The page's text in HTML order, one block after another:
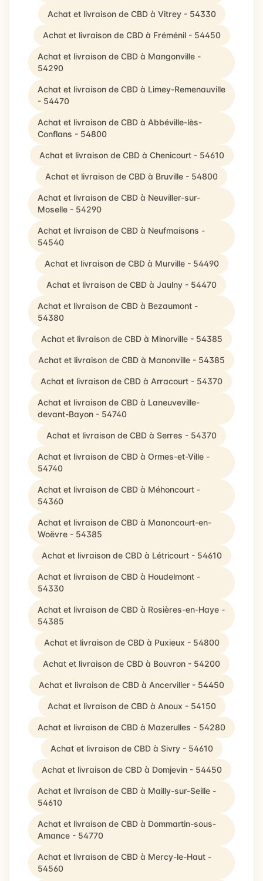
Achat et livraison de CBD à Vitrey - 54330
Achat et livraison de CBD à Fréménil - 54450
Achat et livraison de CBD à Mangonville -
54290
Achat et livraison de CBD à Limey-Remenauville
- 54470
Achat et livraison de CBD à Abbéville-lès-
Conflans - 54800
Achat et livraison de CBD à Chenicourt - 54610
Achat et livraison de CBD à Bruville - 54800
Achat et livraison de CBD à Neuviller-sur-
Moselle - 54290
Achat et livraison de CBD à Neufmaisons -
54540
Achat et livraison de CBD à Murville - 54490
Achat et livraison de CBD à Jaulny - 54470
Achat et livraison de CBD à Bezaumont -
54380
Achat et livraison de CBD à Minorville - 54385
Achat et livraison de CBD à Manonville - 54385
Achat et livraison de CBD à Arracourt - 54370
Achat et livraison de CBD à Laneuveville-
devant-Bayon - 54740
Achat et livraison de CBD à Serres - 54370
Achat et livraison de CBD à Ormes-et-Ville -
54740
Achat et livraison de CBD à Méhoncourt -
54360
Achat et livraison de CBD à Manoncourt-en-
Woëvre - 54385
Achat et livraison de CBD à Létricourt - 54610
Achat et livraison de CBD à Houdelmont -
54330
Achat et livraison de CBD à Rosières-en-Haye -
54385
Achat et livraison de CBD à Puxieux - 54800
Achat et livraison de CBD à Bouvron - 54200
Achat et livraison de CBD à Ancerviller - 54450
Achat et livraison de CBD à Anoux - 54150
Achat et livraison de CBD à Mazerulles - 54280
Achat et livraison de CBD à Sivry - 54610
Achat et livraison de CBD à Domjevin - 54450
Achat et livraison de CBD à Mailly-sur-Seille -
54610
Achat et livraison de CBD à Dommartin-sous-
Amance - 54770
Achat et livraison de CBD à Mercy-le-Haut -
54560